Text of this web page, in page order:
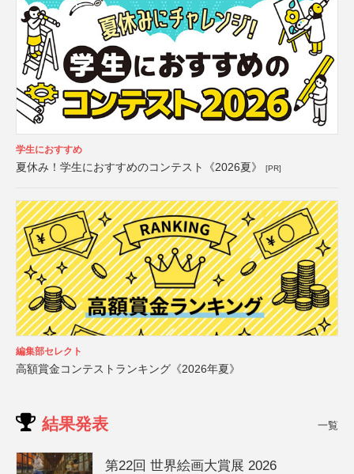
学生におすすめ
夏休み！学生におすすめのコンテスト《2026夏》 [PR]
編集部セレクト
高額賞金コンテストランキング《2026年夏》
結果発表 一覧
第22回 世界絵画大賞展 2026